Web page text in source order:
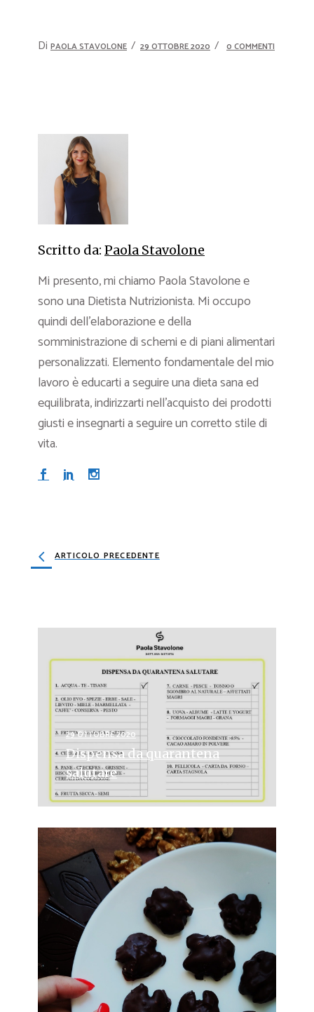
Di PAOLA STAVOLONE 29 OTTOBRE 2020 0 COMMENTI
Scritto da: Paola Stavolone
Mi presento, mi chiamo Paola Stavolone e
sono una Dietista Nutrizionista. Mi occupo
quindi dell’elaborazione e della
somministrazione di schemi e di piani alimentari
personalizzati. Elemento fondamentale del mio
lavoro è educarti a seguire una dieta sana ed
equilibrata, indirizzarti nell’acquisto dei prodotti
giusti e insegnarti a seguire un corretto stile di
vita.
ARTICOLO PRECEDENTE
29 OTTOBRE 2020
Dispensa da quarantena
salutare